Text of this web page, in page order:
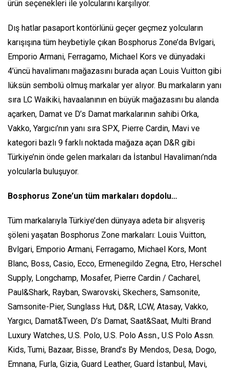
ürün seçenekleri ile yolcularını karşılıyor.
Dış hatlar pasaport kontörlünü geçer geçmez yolcuların
karışışına tüm heybetiyle çıkan Bosphorus Zone’da Bvlgari,
Emporio Armani, Ferragamo, Michael Kors ve dünyadaki
4’üncü havalimanı mağazasını burada açan Louis Vuitton gibi
lüksün sembolü olmuş markalar yer alıyor. Bu markaların yanı
sıra LC Waikiki, havaalanının en büyük mağazasını bu alanda
açarken, Damat ve D’s Damat markalarının sahibi Orka,
Vakko, Yargıcı’nın yanı sıra SPX, Pierre Cardin, Mavi ve
kategori bazlı 9 farklı noktada mağaza açan D&R gibi
Türkiye’nin önde gelen markaları da İstanbul Havalimanı’nda
yolcularla buluşuyor.
Bosphorus Zone’un tüm markaları dopdolu…
Tüm markalarıyla Türkiye’den dünyaya adeta bir alışveriş
şöleni yaşatan Bosphorus Zone markaları: Louis Vuitton,
Bvlgari, Emporio Armani, Ferragamo, Michael Kors, Mont
Blanc, Boss, Casio, Ecco, Ermenegildo Zegna, Etro, Herschel
Supply, Longchamp, Mosafer, Pierre Cardin / Cacharel,
Paul&Shark, Rayban, Swarovski, Skechers, Samsonite,
Samsonite-Pier, Sunglass Hut, D&R, LCW, Atasay, Vakko,
Yargıcı, Damat&Tween, D’s Damat, Saat&Saat, Multi Brand
Luxury Watches, U.S. Polo, U.S. Polo Assn., U.S Polo Assn.
Kids, Tumi, Bazaar, Bisse, Brand’s By Mendos, Desa, Dogo,
Emnana, Furla, Gizia, Guard Leather, Guard İstanbul, Mavi,